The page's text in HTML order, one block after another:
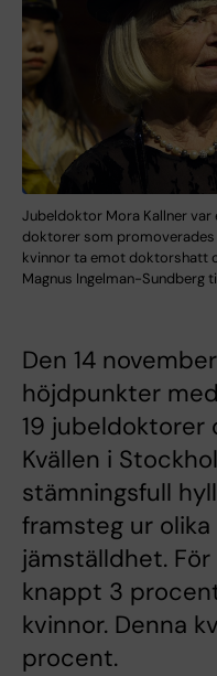
Jubeldoktor Mora Kallner var
doktorer som promoverades
kvinnor ta emot doktorshatt
Magnus Ingelman-Sundberg
Den 14
höjdpunkter
19 jubeldoktorer
Kvällen i
stämningsfull
framsteg ur
jämställdhet.
knappt 3
kvinnor. Denna
procent.